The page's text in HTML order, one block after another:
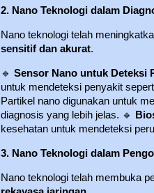
2. Nano Teknologi dalam
Nano teknologi telah
sensitif dan akurat.
🔹 Sensor Nano untuk Deteksi
untuk mendeteksi penyakit
Partikel nano digunakan untuk
diagnosis yang lebih jelas. 🔹
kesehatan untuk mendeteksi
3. Nano Teknologi dalam
Nano teknologi telah membuka